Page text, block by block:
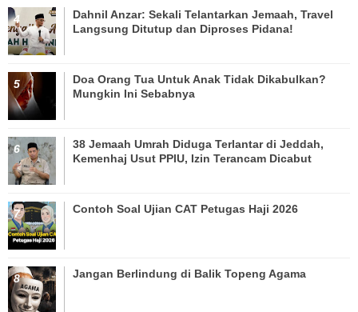
Dahnil Anzar: Sekali Telantarkan Jemaah, Travel
Langsung Ditutup dan Diproses Pidana!
Doa Orang Tua Untuk Anak Tidak Dikabulkan?
Mungkin Ini Sebabnya
38 Jemaah Umrah Diduga Terlantar di Jeddah,
Kemenhaj Usut PPIU, Izin Terancam Dicabut
Contoh Soal Ujian CAT Petugas Haji 2026
Jangan Berlindung di Balik Topeng Agama